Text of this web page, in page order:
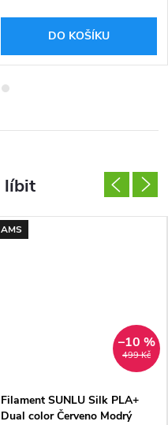
DO KOŠÍKU
AMS
499 Kč
–10 %
Filament SUNLU Silk PLA+
Dual color Červeno Modrý